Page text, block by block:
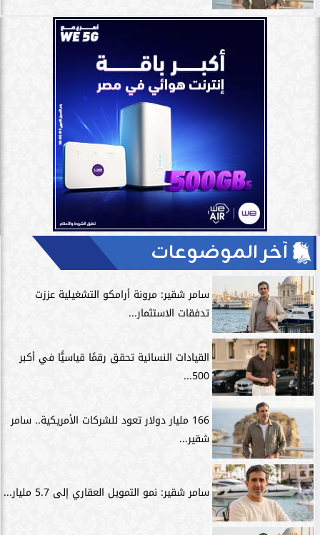
آخر الموضوعات
سامر شقير: مرونة أرامكو التشغيلية عززت
تدفقات الاستثمار...
القيادات النسائية تحقق رقمًا قياسيًّا في أكبر
500...
166 مليار دولار تعود للشركات الأمريكية.. سامر
شقير...
سامر شقير: نمو التمويل العقاري إلى 5.7 مليار...